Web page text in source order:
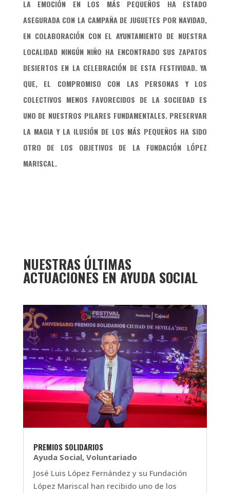
LA EMOCIÓN EN LOS MÁS PEQUEÑOS HA ESTADO
ASEGURADA CON LA CAMPAÑA DE JUGUETES POR NAVIDAD,
EN COLABORACIÓN CON EL AYUNTAMIENTO DE NUESTRA
LOCALIDAD NINGÚN NIÑO HA ENCONTRADO SUS ZAPATOS
DESIERTOS EN LA CELEBRACIÓN DE ESTA FESTIVIDAD. YA
QUE, EL COMPROMISO CON LAS PERSONAS Y LOS
COLECTIVOS MENOS FAVORECIDOS DE LA SOCIEDAD ES
UNO DE NUESTROS PILARES FUNDAMENTALES. PRESERVAR
LA MAGIA Y LA ILUSIÓN DE LOS MÁS PEQUEÑOS HA SIDO
OTRO DE LOS OBJETIVOS DE LA FUNDACIÓN LÓPEZ
MARISCAL.
NUESTRAS ÚLTIMAS
ACTUACIONES EN AYUDA SOCIAL
PREMIOS SOLIDARIOS
Ayuda Social, Voluntariado
José Luis López Fernández y su Fundación
López Mariscal han recibido uno de los